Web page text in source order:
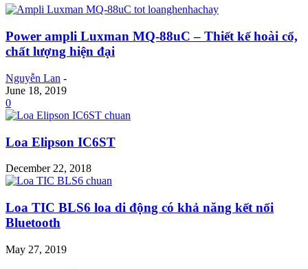
Power ampli Luxman MQ-88uC – Thiết kế hoài cổ,
chất lượng hiện đại
Nguyễn Lan -
June 18, 2019
0
Loa Elipson IC6ST
December 22, 2018
Loa TIC BLS6 loa di động có khả năng kết nối
Bluetooth
May 27, 2019